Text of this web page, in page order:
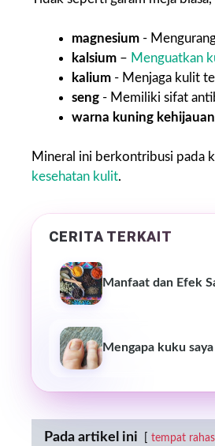
magnesium -
kalsium – Menguatkan
kalium - Menjaga kulit
seng - Memiliki sifat
warna kuning kehijauan
Mineral ini berkontribusi pada
kesehatan kulit.
CERITA TERKAIT
Manfaat dan Efek
Mengapa kuku
Pada artikel ini tempat